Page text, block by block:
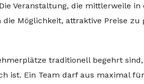
Veranstaltung, die mittlerweile
die Möglichkeit, attraktive Preise
traditionell begehrt
ist. Ein Team darf aus maximal